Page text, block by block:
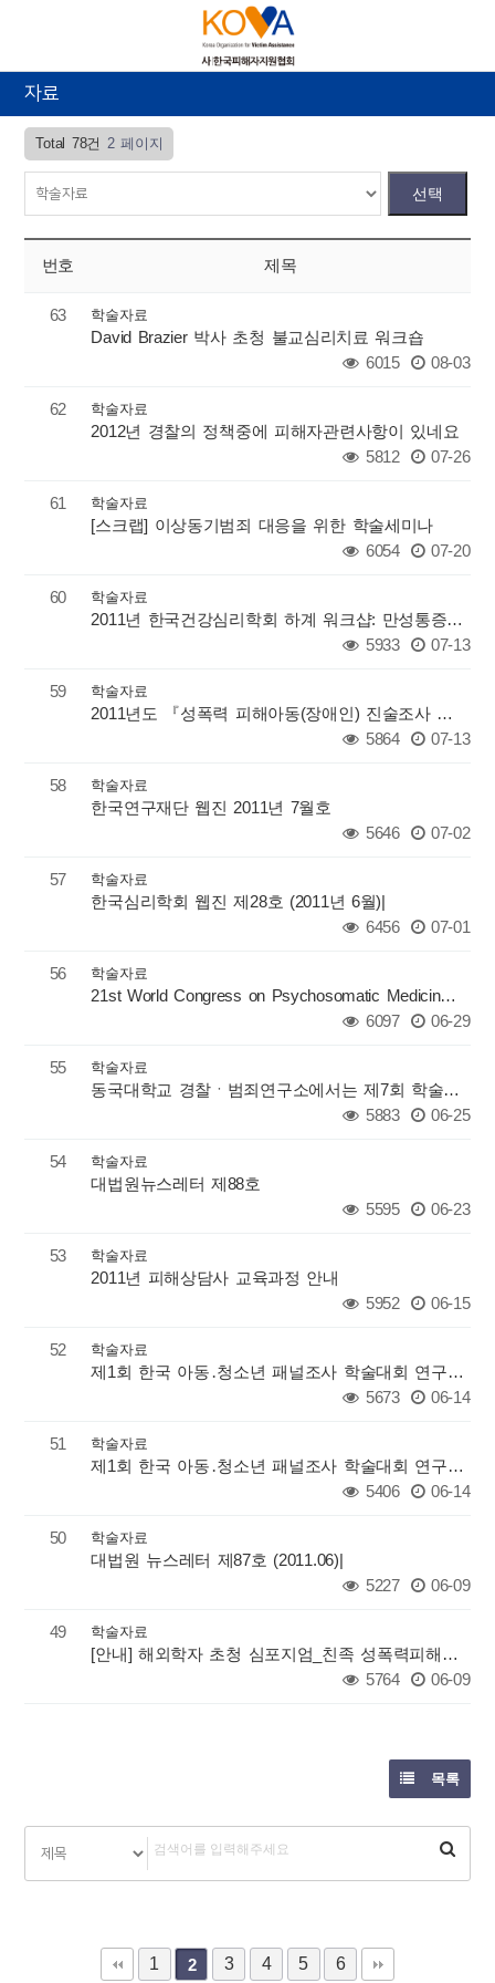
자료
Total 78건 2 페이지
번호 제목
63 학술자료
David Brazier 박사 초청 불교심리치료 워크숍
6015
08-03
62 학술자료
2012년 경찰의 정책중에 피해자관련사항이 있네요
5812
07-26
61 학술자료
[스크랩] 이상동기범죄 대응을 위한 학술세미나
6054
07-20
60 학술자료
2011년 한국건강심리학회 하계 워크샵: 만성통증의 심리학적 평가와 관리
5933
07-13
59 학술자료
2011년도 『성폭력 피해아동(장애인) 진술조사 참여 전문인력 양성과정』 재공고_응시원서제출기간연장
5864
07-13
58 학술자료
한국연구재단 웹진 2011년 7월호
5646
07-02
57 학술자료
한국심리학회 웹진 제28호 (2011년 6월)|
6456
07-01
56 학술자료
21st World Congress on Psychosomatic Medicine(제21차 세계심신의학학술대…
6097
06-29
55 학술자료
동국대학교 경찰ㆍ범죄연구소에서는 제7회 학술대회 및 국제학술세미나
5883
06-25
54 학술자료
대법원뉴스레터 제88호
5595
06-23
53 학술자료
2011년 피해상담사 교육과정 안내
5952
06-15
52 학술자료
제1회 한국 아동․청소년 패널조사 학술대회 연구계획서 공모
5673
06-14
51 학술자료
제1회 한국 아동․청소년 패널조사 학술대회 연구계획서 공모
5406
06-14
50 학술자료
대법원 뉴스레터 제87호 (2011.06)|
5227
06-09
49 학술자료
[안내] 해외학자 초청 심포지엄_친족 성폭력피해자 치료프로그램
5764
06-09
목록
1 2 3 4 5 6